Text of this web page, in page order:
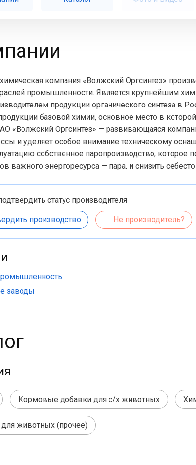
компания «Волжский Оргсинтез»
промышленности. Является крупнейшим
продукции органического синтеза в
базовой химии, основное место в
«Волжский Оргсинтез» — развивающаяся
и уделяет особое внимание техническому
собственное паропроизводство, которое
важного энергоресурса — пара, и снизить
статус производителя
производство Не производитель?
заводы
Кормовые добавки для с/х животных
животных (прочее)